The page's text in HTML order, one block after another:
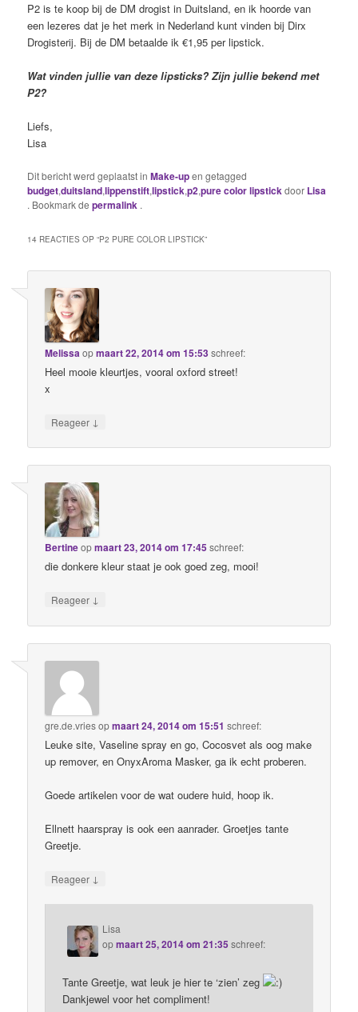
P2 is te koop bij de DM drogist in Duitsland, en ik hoorde van
een lezeres dat je het merk in Nederland kunt vinden bij Dirx
Drogisterij. Bij de DM betaalde ik €1,95 per lipstick.
Wat vinden jullie van deze lipsticks? Zijn jullie bekend met
P2?
Liefs,
Lisa
Dit bericht werd geplaatst inMake-upen getagged
budget,duitsland,lippenstift,lipstick,p2,pure color lipstick door Lisa
. Bookmark depermalink .
14 REACTIES OP “P2 PURE COLOR LIPSTICK”
Melissaopmaart 22, 2014 om 15:53schreef:
Heel mooie kleurtjes, vooral oxford street!
x
Reageer ↓
Bertineopmaart 23, 2014 om 17:45 schreef:
die donkere kleur staat je ook goed zeg, mooi!
Reageer ↓
gre.de.vriesopmaart 24, 2014 om 15:51 schreef:
Leuke site, Vaseline spray en go, Cocosvet als oog make
up remover, en OnyxAroma Masker, ga ik echt proberen.
Goede artikelen voor de wat oudere huid, hoop ik.
Ellnett haarspray is ook een aanrader. Groetjes tante
Greetje.
Reageer ↓
Lisa
opmaart 25, 2014 om 21:35 schreef:
Tante Greetje, wat leuk je hier te ‘zien’ zeg
Dankjewel voor het compliment!